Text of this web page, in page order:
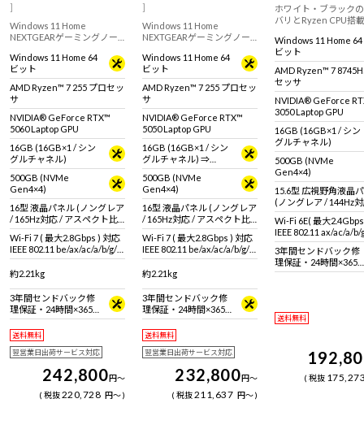
]
Windows 11 Home
NEXTGEARゲーミングノー
ーズ搭載モデルが登場！筐
体デザインの外観を白一色
に。シャープな筐体に最新
のスペックを搭載。
Windows 11 Home 64
ビット
AMD Ryzen™ 7 255 プロセッ
サ
NVIDIA® GeForce RTX™
5060 Laptop GPU
16GB (16GB×1 / シン
グルチャネル)
500GB (NVMe
Gen4×4)
16型 液晶パネル (ノングレア
/ 165Hz対応 / アスペクト比
16:10)
Wi-Fi 7 ( 最大2.8Gbps ) 対応
IEEE 802.11 be/ax/ac/a/b/g/n
準拠 ＋ Bluetooth 5内蔵
約2.21kg
3年間センドバック修
理保証・24時間×365
日電話サポート
送料無料
翌営業日出荷サービス対応
242,800円～
税抜220,728 円～
]
Windows 11 Home
NEXTGEARゲーミングノー
ーズ搭載モデルが登場！筐
体デザインの外観を白一色
に。シャープな筐体に最新
のスペックを搭載。
Windows 11 Home 64
ビット
AMD Ryzen™ 7 255 プロセッ
サ
NVIDIA® GeForce RTX™
5050 Laptop GPU
16GB (16GB×1 / シン
グルチャネル) ⇒
32GB (32GB×1 / シン
グルチャネル)＜ 2026
年7月27日 15時00分～
2026年8月17日 14時59
分＞
500GB (NVMe
Gen4×4)
16型 液晶パネル (ノングレア
/ 165Hz対応 / アスペクト比
16:10)
Wi-Fi 7 ( 最大2.8Gbps ) 対応
IEEE 802.11 be/ax/ac/a/b/g/n
準拠 ＋ Bluetooth 5内蔵
約2.21kg
3年間センドバック修
理保証・24時間×365
日電話サポート
送料無料
翌営業日出荷サービス対応
232,800円～
税抜211,637 円～
ホワイト・ブラック
バリとRyzen CPU搭
Windows 11 Home 64
ビット
AMD Ryzen™ 7
セッサ
NVIDIA® GeForce
3050 Laptop GPU
16GB (16GB×1 / シン
グルチャネル)
500GB (NVMe
Gen4×4)
15.6型 広視野角液晶
(ノングレア / 144Hz
スペクト比16:9)
Wi-Fi 6E( 最大
IEEE 802.11 ax/ac/a/
拠 ＋ Bluetooth 5内蔵
3年間センドバック修
理保証・24時間×365
日電話サポート
送料無料
税抜